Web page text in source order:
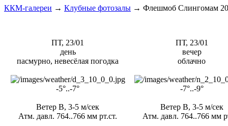
ККМ-галереи → Клубные фотозалы → Флешмоб Слингомам
ПТ, 23/01
день
пасмурно, невесёлая погодка
-5°..-7°
Ветер В, 3-5 м/сек
Атм. давл. 764..766 мм рт.ст.
ПТ, 23/01
вечер
облачно
-7°..-9°
Ветер В, 3-5 м/сек
Атм. давл. 764..766 мм